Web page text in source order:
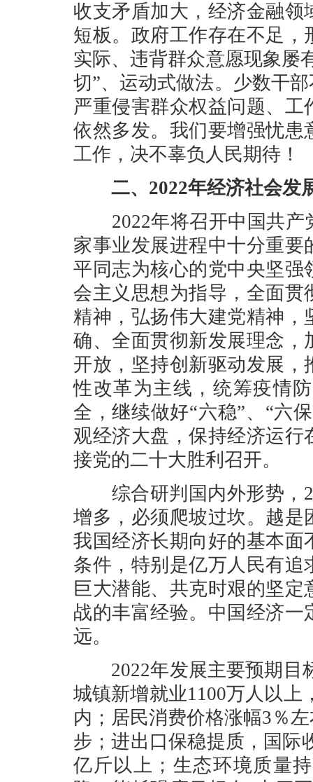
收支矛盾加大，经济金融
短板。政府工作存在不足
实际、违背群众意愿现象屡
切”、运动式做法。少数干
严重侵害群众权益问题、
依然多发。我们要增强忧
工作，决不辜负人民期待！
二、2022年经济社会发
2022年将召开中国共产
家事业发展进程中十分重
平同志为核心的党中央坚
会主义思想为指导，全面
精神，弘扬伟大建党精神
确、全面贯彻新发展理念
开放，坚持创新驱动发展
性改革为主线，统筹疫情
全，继续做好“六稳”、“六
观经济大盘，保持经济运
接党的二十大胜利召开。
综合研判国内外形势，
增多，必须爬坡过坎。越
我国经济长期向好的基本
条件，特别是亿万人民有
巨大潜能、共克时艰的坚
战的丰富经验。中国经济
远。
2022年发展主要预期目
城镇新增就业1100万人以上
内；居民消费价格涨幅3％
步；进出口保稳提质，国际
亿斤以上；生态环境质量